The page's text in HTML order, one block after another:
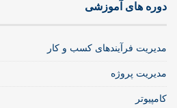
دوره های آموزشی
مدیریت فرآیندهای کسب و کار
مدیریت پروژه
کامپیوتر